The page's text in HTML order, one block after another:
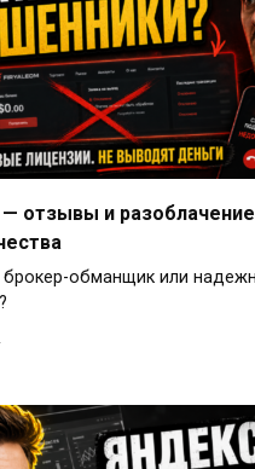
отзывы и разоблачение
брокер-обманщик или